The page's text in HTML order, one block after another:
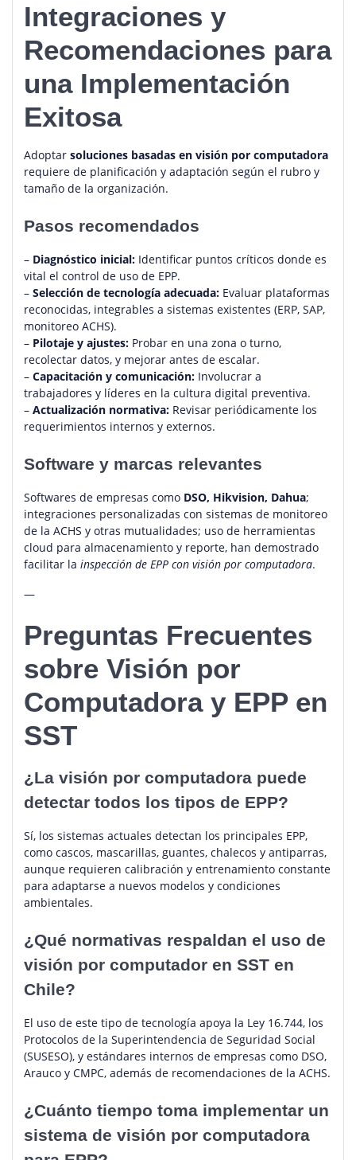
Integraciones y
Recomendaciones para
una Implementación
Exitosa
Adoptar soluciones basadas en visión por computadora
requiere de planificación y adaptación según el rubro y
tamaño de la organización.
Pasos recomendados
– Diagnóstico inicial: Identificar puntos críticos donde es
vital el control de uso de EPP.
– Selección de tecnología adecuada: Evaluar plataformas
reconocidas, integrables a sistemas existentes (ERP, SAP,
monitoreo ACHS).
– Pilotaje y ajustes: Probar en una zona o turno,
recolectar datos, y mejorar antes de escalar.
– Capacitación y comunicación: Involucrar a
trabajadores y líderes en la cultura digital preventiva.
– Actualización normativa: Revisar periódicamente los
requerimientos internos y externos.
Software y marcas relevantes
Softwares de empresas como DSO, Hikvision, Dahua;
integraciones personalizadas con sistemas de monitoreo
de la ACHS y otras mutualidades; uso de herramientas
cloud para almacenamiento y reporte, han demostrado
facilitar la inspección de EPP con visión por computadora.
—
Preguntas Frecuentes
sobre Visión por
Computadora y EPP en
SST
¿La visión por computadora puede
detectar todos los tipos de EPP?
Sí, los sistemas actuales detectan los principales EPP,
como cascos, mascarillas, guantes, chalecos y antiparras,
aunque requieren calibración y entrenamiento constante
para adaptarse a nuevos modelos y condiciones
ambientales.
¿Qué normativas respaldan el uso de
visión por computador en SST en
Chile?
El uso de este tipo de tecnología apoya la Ley 16.744, los
Protocolos de la Superintendencia de Seguridad Social
(SUSESO), y estándares internos de empresas como DSO,
Arauco y CMPC, además de recomendaciones de la ACHS.
¿Cuánto tiempo toma implementar un
sistema de visión por computadora